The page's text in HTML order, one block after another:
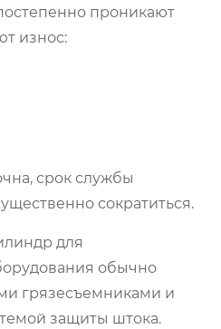
проникают
износ:
срок службы
сократиться.
для
обычно
грязесъемниками и
защиты штока.